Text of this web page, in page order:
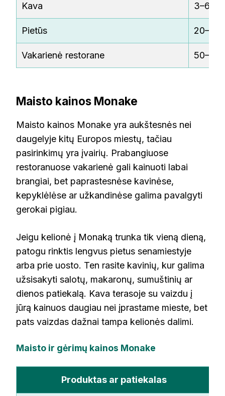
Kava 3–6 €
Pietūs 20–40
Vakarienė restorane
Maisto kainos Monake
Maisto kainos Monake yra aukštesnės nei
daugelyje kitų Europos miestų, tačiau
pasirinkimų yra įvairių. Prabangiuose
restoranuose vakarienė gali kainuoti labai
brangiai, bet paprastesnėse kavinėse,
kepyklėlėse ar užkandinėse galima pavalgyti
gerokai pigiau.
Jeigu kelionė į Monaką trunka tik vieną dieną,
patogu rinktis lengvus pietus senamiestyje
arba prie uosto. Ten rasite kavinių, kur galima
užsisakyti salotų, makaronų, sumuštinių ar
dienos patiekalą. Kava terasoje su vaizdu į
jūrą kainuos daugiau nei įprastame mieste, bet
pats vaizdas dažnai tampa kelionės dalimi.
Maisto ir gėrimų kainos Monake
Produktas ar patiekalas